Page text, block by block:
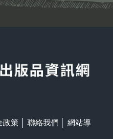
政策 聯絡我們
網站導